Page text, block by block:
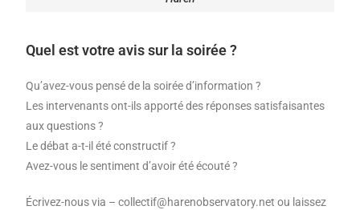
Quel est votre avis sur la soirée ?
Qu’avez-vous pensé de la soirée d’information ?
Les intervenants ont-ils apporté des réponses satisfaisantes
aux questions ?
Le débat a-t-il été constructif ?
Avez-vous le sentiment d’avoir été écouté ?
Écrivez-nous via – collectif@harenobservatory.net ou laissez